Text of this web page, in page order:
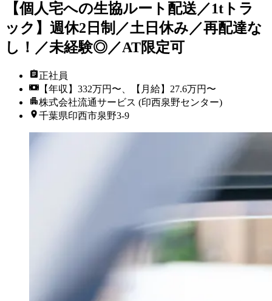
【個人宅への生協ルート配送／1tトラ
ック】週休2日制／土日休み／再配達な
し！／未経験◎／AT限定可
正社員
【年収】332万円〜、【月給】27.6万円〜
株式会社流通サービス (印西泉野センター)
千葉県印西市泉野3-9